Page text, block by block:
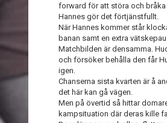
forward för att störa och
Hannes gör det förtjänstfullt.
När Hannes kommer står
banan samt en extra
Matchbilden är densamma.
och försöker behålla den får
igen.
Chanserna sista kvarten är å
det här kan gå vägen.
Men på övertid så hittar
kampsituation där deras kille